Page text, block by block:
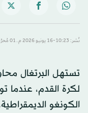
نُشر: 10:23-16 يونيو 2026 م ـ 01 مُحرَّم 1448 هـ
تستهل البرتغال
لكرة القدم، عندما
الكونغو